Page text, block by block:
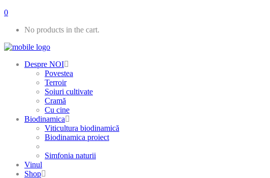
0
No products in the cart.
Despre NOI
Povestea
Terroir
Soiuri cultivate
Cramă
Cu cine
Biodinamica
Viticultura biodinamică
Biodinamica proiect
Simfonia naturii
Vinul
Shop